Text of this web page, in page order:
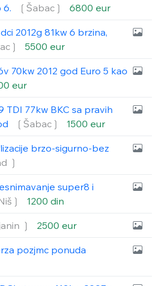
6.
❲Šabac❳ 6800 eur
2012g 81kw 6 brzina,
5500 eur
70kw 2012 god Euro 5 kao
eur
TDI 77kw BKC sa pravih
❲Šabac❳ 1500 eur
brzo-sigurno-bez
❳
super8 i
1200 din
❳ 2500 eur
pozjmc ponuda